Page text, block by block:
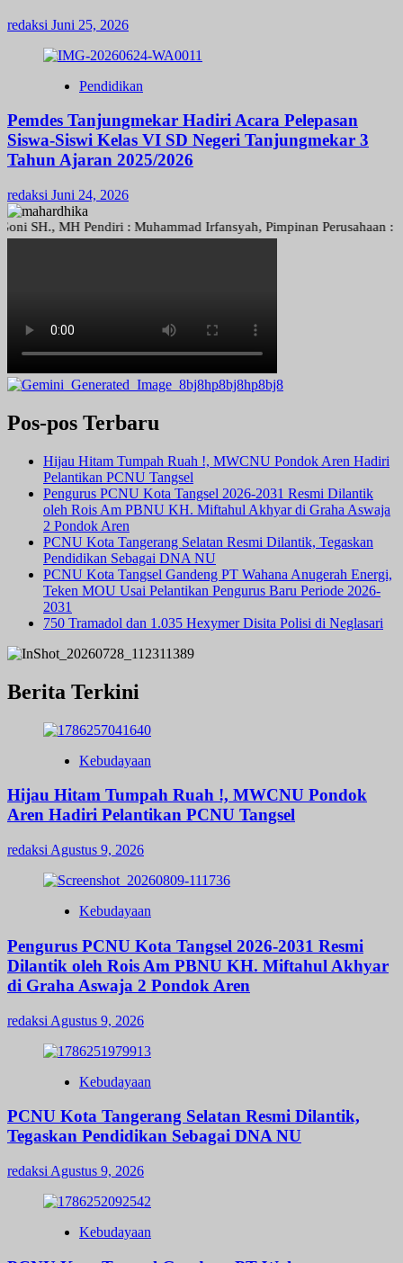
redaksi Juni 25, 2026
Pendidikan
Pemdes Tanjungmekar Hadiri Acara Pelepasan
Siswa-Siswi Kelas VI SD Negeri Tanjungmekar 3
Tahun Ajaran 2025/2026
redaksi Juni 24, 2026
SH., MH Pendiri : Muhammad Irfansyah, Pimpinan Perusahaan :
Pos-pos Terbaru
Hijau Hitam Tumpah Ruah !, MWCNU Pondok Aren Hadiri
Pelantikan PCNU Tangsel
Pengurus PCNU Kota Tangsel 2026-2031 Resmi Dilantik
oleh Rois Am PBNU KH. Miftahul Akhyar di Graha Aswaja
2 Pondok Aren
PCNU Kota Tangerang Selatan Resmi Dilantik, Tegaskan
Pendidikan Sebagai DNA NU
PCNU Kota Tangsel Gandeng PT Wahana Anugerah Energi,
Teken MOU Usai Pelantikan Pengurus Baru Periode 2026-
2031
750 Tramadol dan 1.035 Hexymer Disita Polisi di Neglasari
Berita Terkini
Kebudayaan
Hijau Hitam Tumpah Ruah !, MWCNU Pondok
Aren Hadiri Pelantikan PCNU Tangsel
redaksi Agustus 9, 2026
Kebudayaan
Pengurus PCNU Kota Tangsel 2026-2031 Resmi
Dilantik oleh Rois Am PBNU KH. Miftahul Akhyar
di Graha Aswaja 2 Pondok Aren
redaksi Agustus 9, 2026
Kebudayaan
PCNU Kota Tangerang Selatan Resmi Dilantik,
Tegaskan Pendidikan Sebagai DNA NU
redaksi Agustus 9, 2026
Kebudayaan